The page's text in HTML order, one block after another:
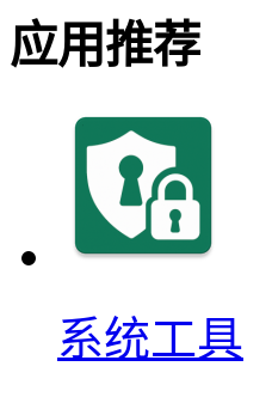
应用推荐
系统工具